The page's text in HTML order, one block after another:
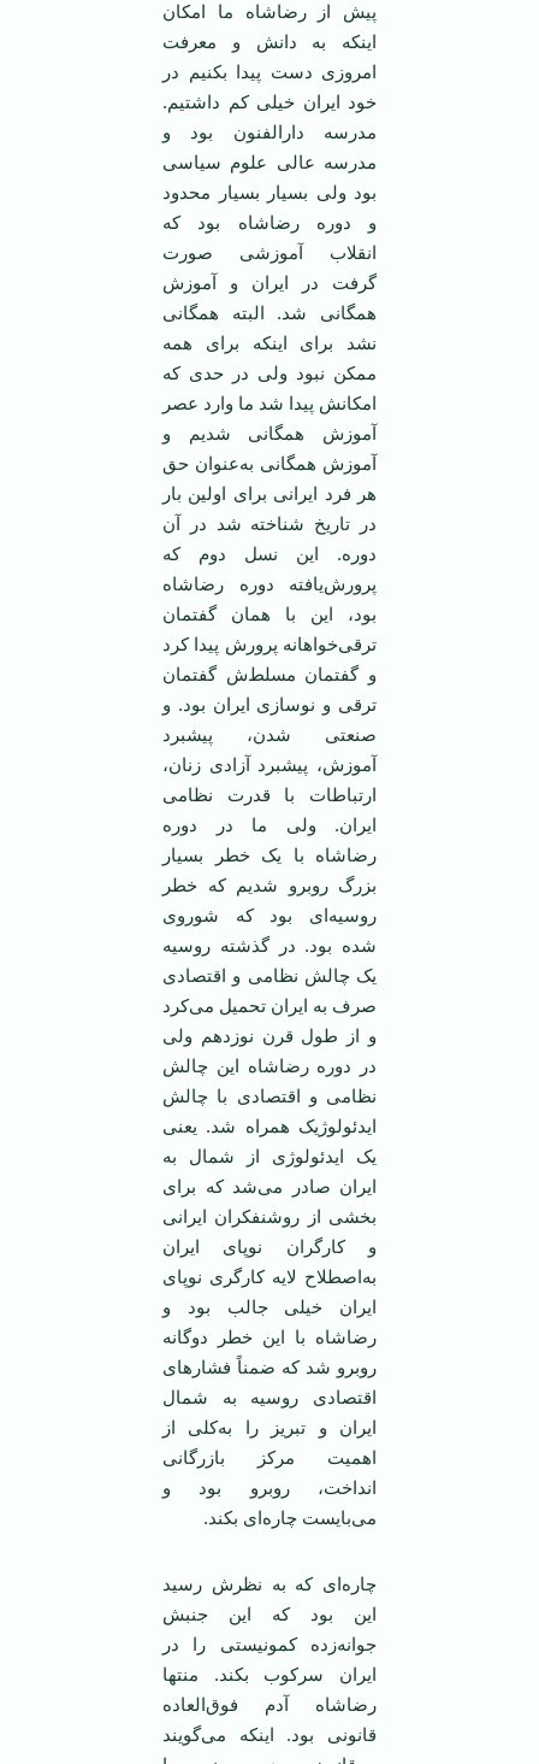
پیش از رضاشاه ما امکان
اینکه به دانش و معرفت
امروزی دست پیدا بکنیم در
خود ایران خیلی کم داشتیم.
مدرسه دارالفنون بود و
مدرسه عالی علوم سیاسی
بود ولی بسیار بسیار محدود
و دوره رضاشاه بود که
انقلاب آموزشی صورت
گرفت در ایران و آموزش
همگانی شد. البته همگانی
نشد برای اینکه برای همه
ممکن نبود ولی در حدی که
امکانش پیدا شد ما وارد عصر
آموزش همگانی شدیم و
آموزش همگانی به‌عنوان حق
هر فرد ایرانی برای اولین بار
در تاریخ شناخته شد در آن
دوره. این نسل دوم که
پرورش‌یافته دوره رضاشاه
بود، این با‌‌ همان گفتمان
ترقی‌خواهانه پرورش پیدا کرد
و گفتمان مسلط‌ش گفتمان
ترقی و نوسازی ایران بود. و
صنعتی شدن، پیشبرد
آموزش، پیشبرد آزادی زنان،
ارتباطات با قدرت نظامی
ایران. ولی ما در دوره
رضاشاه با یک خطر بسیار
بزرگ روبرو شدیم که خطر
روسیه‌ای بود که شوروی
شده بود. در گذشته روسیه
یک چالش نظامی و اقتصادی
صرف به ایران تحمیل می‌کرد
و از طول قرن نوزدهم ولی
در دوره رضاشاه این چالش
نظامی و اقتصادی با چالش
ایدئولوژیک همراه شد. یعنی
یک ایدئولوژی از شمال به
ایران صادر می‌شد که برای
بخشی از روشنفکران ایرانی
و کارگران نوپای ایران
به‌اصطلاح لایه کارگری نوپای
ایران خیلی جالب بود و
رضاشاه با این خطر دوگانه
روبرو شد که ضمناً فشارهای
اقتصادی روسیه به شمال
ایران و تبریز را به‌کلی از
اهمیت مرکز بازرگانی
انداخت، روبرو بود و
می‌بایست چاره‌ای بکند.
چاره‌ای که به نظرش رسید
این بود که این جنبش
جوانه‌زده کمونیستی را در
ایران سرکوب بکند. منتها
رضاشاه آدم فوق‌العاده
قانونی بود. اینکه می‌گویند